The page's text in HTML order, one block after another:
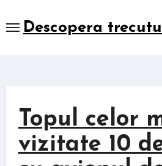
to
Descopera
Topul celor
vizitate 10